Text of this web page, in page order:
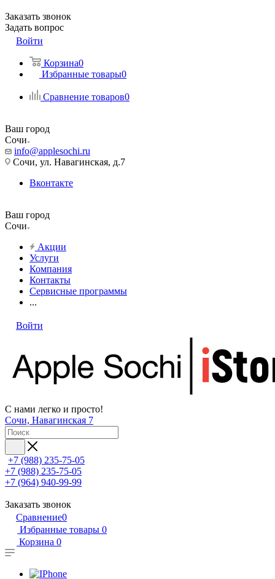
Заказать звонок
Задать вопрос
Войти
Корзина0
Избранные товары0
Сравнение товаров0
Ваш город
Сочи
info@applesochi.ru
Сочи, ул. Навагинская, д.7
Вконтакте
Ваш город
Сочи
Акции
Услуги
Компания
Контакты
Сервисные программы
...
Войти
С нами легко и просто!
Сочи, Навагинская 7
+7 (988) 235-75-05
+7 (988) 235-75-05
+7 (964) 940-99-99
Заказать звонок
Сравнение0
Избранные товары 0
Корзина 0